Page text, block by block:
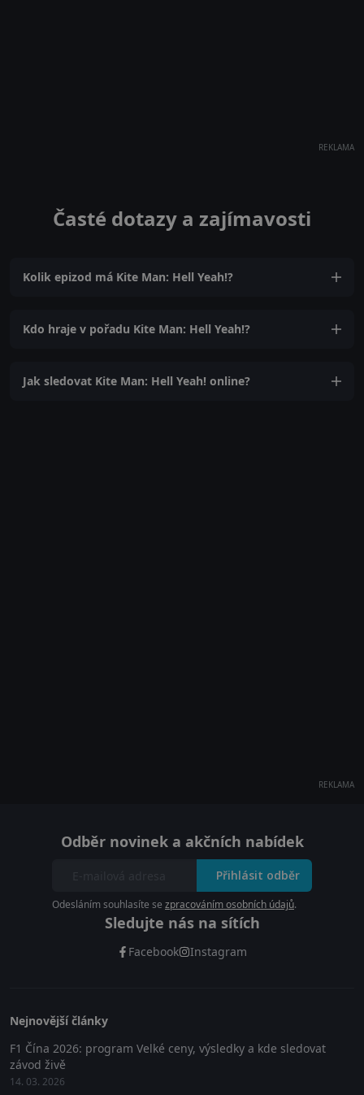
REKLAMA
Časté dotazy a zajímavosti
Kolik epizod má Kite Man: Hell Yeah!?
Kdo hraje v pořadu Kite Man: Hell Yeah!?
Jak sledovat Kite Man: Hell Yeah! online?
REKLAMA
Odběr novinek a akčních nabídek
Přihlásit odběr
Odesláním souhlasíte se zpracováním osobních údajů.
Sledujte nás na sítích
Facebook Instagram
Nejnovější články
F1 Čína 2026: program Velké ceny, výsledky a kde sledovat
závod živě
14. 03. 2026